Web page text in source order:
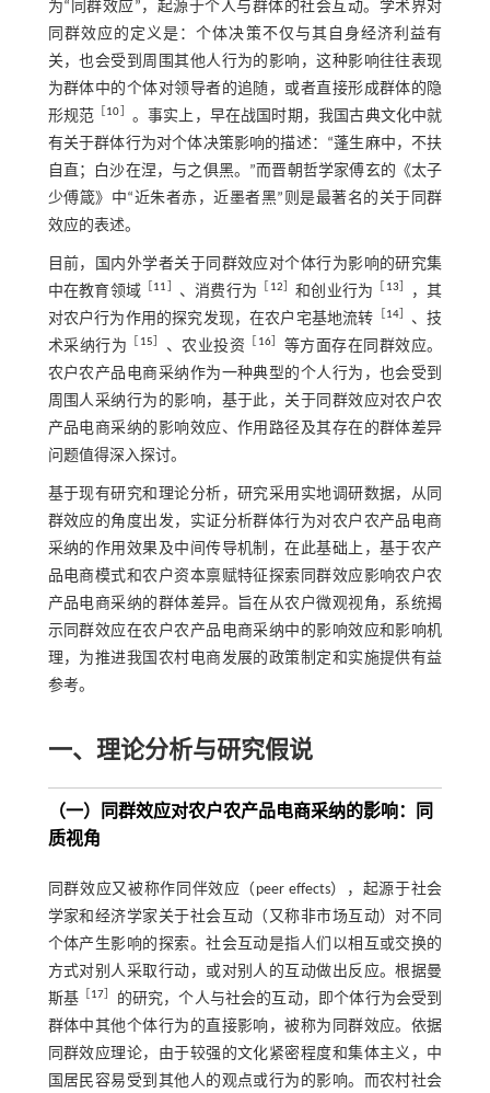
为“同群效应”，起源于个人与群体的社会互动。学术界对
同群效应的定义是：个体决策不仅与其自身经济利益有
关，也会受到周围其他人行为的影响，这种影响往往表现
为群体中的个体对领导者的追随，或者直接形成群体的隐
形规范
10
。事实上，早在战国时期，我国古典文化中就
有关于群体行为对个体决策影响的描述：“蓬生麻中，不扶
自直；白沙在涅，与之俱黑。”而晋朝哲学家傅玄的《太子
少傅箴》中“近朱者赤，近墨者黑”则是最著名的关于同群
效应的表述。
目前，国内外学者关于同群效应对个体行为影响的研究集
中在教育领域
11 、消费行为 12 ］和创业行为 13
，其
对农户行为作用的探究发现，在农户宅基地流转
14］ 、技
术采纳行为
15 、农业投资 16］ 等方面存在同群效应。
农户农产品电商采纳作为一种典型的个人行为，也会受到
周围人采纳行为的影响，基于此，关于同群效应对农户农
产品电商采纳的影响效应、作用路径及其存在的群体差异
问题值得深入探讨。
基于现有研究和理论分析，研究采用实地调研数据，从同
群效应的角度出发，实证分析群体行为对农户农产品电商
采纳的作用效果及中间传导机制，在此基础上，基于农产
品电商模式和农户资本禀赋特征探索同群效应影响农户农
产品电商采纳的群体差异。旨在从农户微观视角，系统揭
示同群效应在农户农产品电商采纳中的影响效应和影响机
理，为推进我国农村电商发展的政策制定和实施提供有益
参考。
一、理论分析与研究假说
（一）同群效应对农户农产品电商采纳的影响：同
质视角
同群效应又被称作同伴效应（peer effects），起源于社会
学家和经济学家关于社会互动（又称非市场互动）对不同
个体产生影响的探索。社会互动是指人们以相互或交换的
方式对别人采取行动，或对别人的互动做出反应。根据曼
斯基
17
的研究，个人与社会的互动，即个体行为会受到
群体中其他个体行为的直接影响，被称为同群效应。依据
同群效应理论，由于较强的文化紧密程度和集体主义，中
国居民容易受到其他人的观点或行为的影响。而农村社会